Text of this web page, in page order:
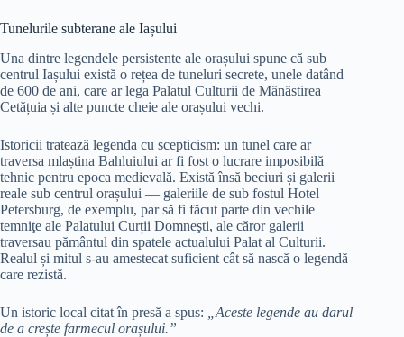
Tunelurile subterane ale Iașului
Una dintre legendele persistente ale orașului spune că sub
centrul Iașului există o rețea de tuneluri secrete, unele datând
de 600 de ani, care ar lega Palatul Culturii de Mănăstirea
Cetățuia și alte puncte cheie ale orașului vechi.
Istoricii tratează legenda cu scepticism: un tunel care ar
traversa mlaștina Bahluiului ar fi fost o lucrare imposibilă
tehnic pentru epoca medievală. Există însă beciuri și galerii
reale sub centrul orașului — galeriile de sub fostul Hotel
Petersburg, de exemplu, par să fi făcut parte din vechile
temniţe ale Palatului Curții Domneşti, ale căror galerii
traversau pământul din spatele actualului Palat al Culturii.
Realul și mitul s-au amestecat suficient cât să nască o legendă
care rezistă.
Un istoric local citat în presă a spus:
„Aceste legende au darul
de a crește farmecul orașului.”